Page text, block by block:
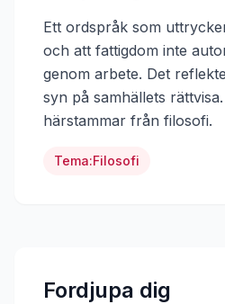
Ett ordspråk som
och att fattigdom inte
genom arbete. Det
syn på samhällets rättvisa.
härstammar från filosofi.
Tema:Filosofi
Fordjupa dig